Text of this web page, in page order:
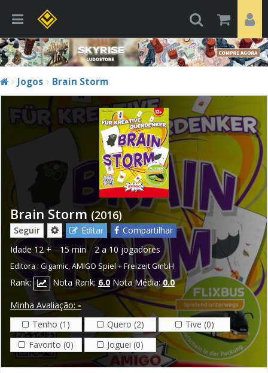
Jogos Brain Storm
Brain Storm (2016)
Seguir Editar
Compartilhar
Idade12 + 15 min 2 a 10 jogadores
Editora : Gigamic,AMIGO Spiel + Freizeit GmbH
Rank: Nota Rank: 6.0 Nota Média:0.0
Minha Avaliação: -
Tenho (1)
Quero (2)
Tive (0)
Favorito (0)
Joguei (0)